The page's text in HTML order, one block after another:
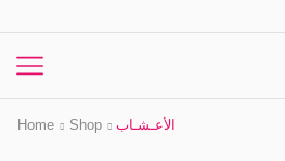
Home Shop الأعـشـاب